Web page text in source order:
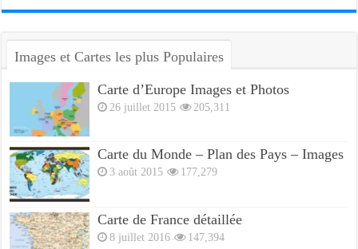
Images et Cartes les plus Populaires
Carte d’Europe Images et Photos
26 juillet 2015 205,311
Carte du Monde – Plan des Pays – Images
3 août 2015 177,279
Carte de France détaillée
8 juillet 2016 147,394